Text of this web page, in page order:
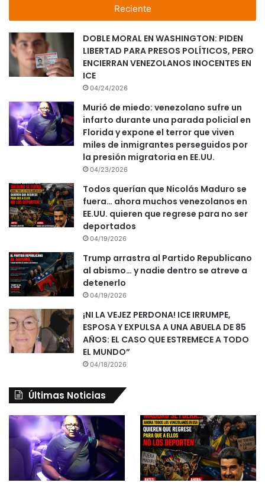
Reciente
DOBLE MORAL EN WASHINGTON: PIDEN
LIBERTAD PARA PRESOS POLÍTICOS, PERO
ENCIERRAN VENEZOLANOS INOCENTES EN
ICE
04/24/2026
Murió de miedo: venezolano sufre un
infarto durante una parada policial en
Florida y expone el terror que viven
miles de inmigrantes perseguidos por
la presión migratoria en EE.UU.
04/23/2026
Todos querían que Nicolás Maduro se
fuera… ahora muchos venezolanos en
EE.UU. quieren que regrese para no ser
deportados
04/19/2026
Trump arrastra al Partido Republicano
al abismo… y nadie dentro se atreve a
detenerlo
04/19/2026
¡NI LA VEJEZ PERDONA! ICE IRRUMPE,
ESPOSA Y EXPULSA A UNA ABUELA DE 85
AÑOS: EL CASO QUE ESTREMECE A TODO
EL MUNDO”
04/18/2026
Últimas Noticias